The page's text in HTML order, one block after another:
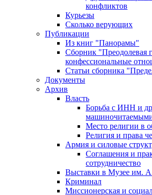
конфликтов
Курьезы
Сколько верующих
Публикации
Из книг "Панорамы"
Сборник "Преодолевая
конфессиональные
Статьи сборника
Документы
Архив
Власть
Борьба с ИНН и
Место религии в
Религия и права
Армия и силовые
Соглашения и
сотрудничество
Выставки в Музее им.
Криминал
Миссионерская и